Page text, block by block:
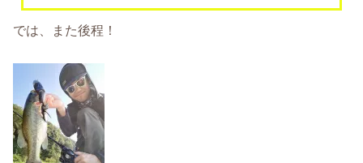
では、また後程！